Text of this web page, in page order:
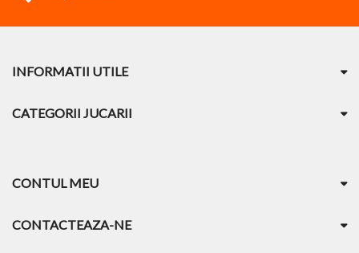
INFORMATII UTILE
CATEGORII JUCARII
CONTUL MEU
CONTACTEAZA-NE